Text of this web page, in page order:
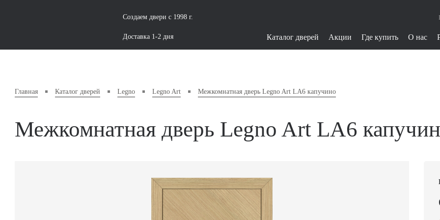
Создаем двери с 1998 г.
Доставка 1-2 дня Каталог дверей Акции Где купить О нас
Главная Каталог дверей Legno Legno Art Межкомнатная дверь Legno Art LA6 капучино
Межкомнатная дверь Legno Art LA6